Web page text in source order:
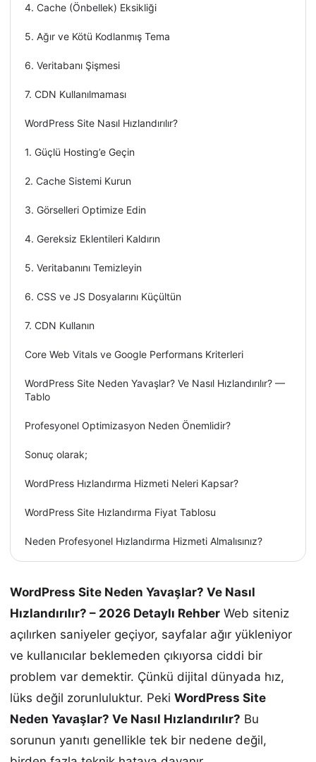
4. Cache (Önbellek) Eksikliği
5. Ağır ve Kötü Kodlanmış Tema
6. Veritabanı Şişmesi
7. CDN Kullanılmaması
WordPress Site Nasıl Hızlandırılır?
1. Güçlü Hosting’e Geçin
2. Cache Sistemi Kurun
3. Görselleri Optimize Edin
4. Gereksiz Eklentileri Kaldırın
5. Veritabanını Temizleyin
6. CSS ve JS Dosyalarını Küçültün
7. CDN Kullanın
Core Web Vitals ve Google Performans Kriterleri
WordPress Site Neden Yavaşlar? Ve Nasıl Hızlandırılır? —
Tablo
Profesyonel Optimizasyon Neden Önemlidir?
Sonuç olarak;
WordPress Hızlandırma Hizmeti Neleri Kapsar?
WordPress Site Hızlandırma Fiyat Tablosu
Neden Profesyonel Hızlandırma Hizmeti Almalısınız?
WordPress Site Neden Yavaşlar? Ve Nasıl
Hızlandırılır? – 2026 Detaylı Rehber Web siteniz
açılırken saniyeler geçiyor, sayfalar ağır yükleniyor
ve kullanıcılar beklemeden çıkıyorsa ciddi bir
problem var demektir. Çünkü dijital dünyada hız,
lüks değil zorunluluktur. Peki WordPress Site
Neden Yavaşlar? Ve Nasıl Hızlandırılır? Bu
sorunun yanıtı genellikle tek bir nedene değil,